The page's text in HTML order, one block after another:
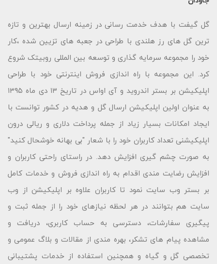
گل گیفت با هدف خدمت رسانی در زمینه ارسال بهترین و تازه
ترین گل های رز هلندی با طراحی در جعبه های تزیین شده ،کار
خود را مجموعه سرمایه گذاری و توسعه بین المللی روبیتک شروع
کرد. این مجموعه با راه اندازی فروش اینترنتی خود با طراحی
اپلیکیشن بر بستر اندروید و آی اواس در تاریخ ۱۳ دی ماه ۱۳۹۵
به عنوان اولین اپلیکیشن ارسال گل و هدیه در کشور توانست با
ایجاد امکانات بسیار زیاد از جمله پرداخت دلاری و ریالی درون
اپلیکیشنی تعداد کاربران خود را با شعار "بى بهانه خوشحال كنید"
به صورت چشم گیری افزایش دهد. در راستای راحتی کاربران و
افزایش رضایت مندی اقدام به راه اندازی فروش و خدمات کامل
بر بستر وب سایت نمود تا کاربران علاوه بر اپلیکیشن از وب
سایت هم بتوانند در هر لحظه نیازهای خود را از جمله ثبت و
پیگیری سفارشات، دسترسی به حساب کاربری، دریافت و
مشاهده پیام های تشکر، بهره مندی از مقالات و بلاگ عمومی و
تخصصی گل و گیاه و همچنین استفاده از خدمات پشتیبانی